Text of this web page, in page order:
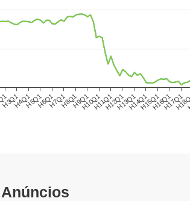
H3Q1H4Q1H5Q1H6Q1H7Q1H8Q1H9Q1H10Q1H11Q1H12Q1H13Q1H14Q1H15Q1H16Q1H17Q1
Anúncios